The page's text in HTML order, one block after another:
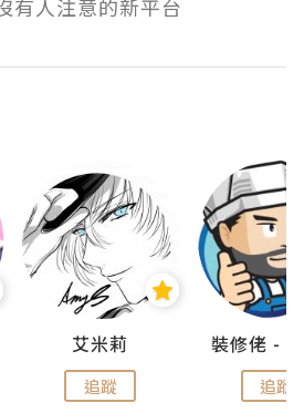
有人注意的新平台
艾米莉
追蹤 追蹤